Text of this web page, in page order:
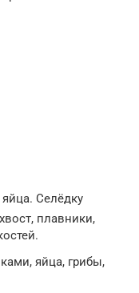
яйца. Селёдку
плавники,
яйца, грибы,